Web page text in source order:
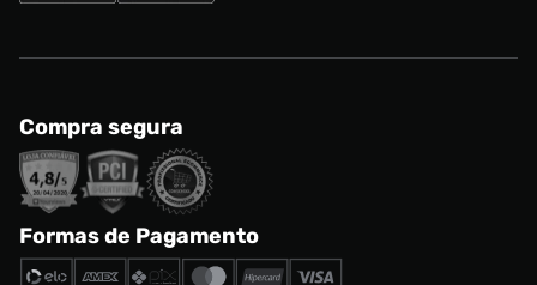
Compra segura
Formas de Pagamento